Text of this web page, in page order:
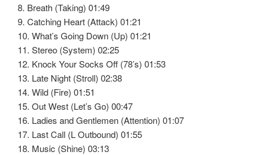
8. Breath (Taking) 01:49
9. Catching Heart (Attack) 01:21
10. What’s Going Down (Up) 01:21
11. Stereo (System) 02:25
12. Knock Your Socks Off (78’s) 01:53
13. Late Night (Stroll) 02:38
14. Wild (Fire) 01:51
15. Out West (Let’s Go) 00:47
16. Ladies and Gentlemen (Attention) 01:07
17. Last Call (L Outbound) 01:55
18. Music (Shine) 03:13